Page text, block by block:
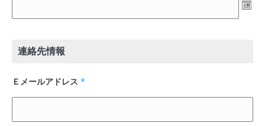
連絡先情報
Ｅメールアドレス *